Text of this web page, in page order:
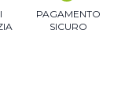
PAGAMENTO
SICURO